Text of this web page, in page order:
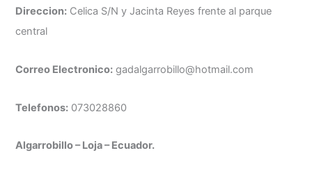
Direccion: Celica S/N y Jacinta Reyes frente al parque
central
Correo Electronico: gadalgarrobillo@hotmail.com
Telefonos: 073028860
Algarrobillo – Loja – Ecuador.